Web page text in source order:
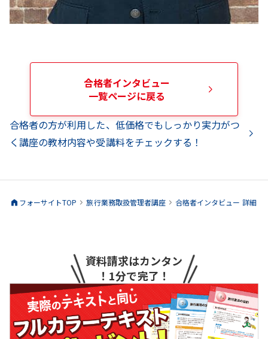
合格者インタビュー
一覧ページに戻る
合格者の方が利用した、低価格でもしっかり実力がつ
く講座の教材内容や受講料をチェックする！
フォーサイトTOP 旅行業務取扱管理者講座 合格者インタビュー 詳細
資料請求はカンタン
！1分で完了！